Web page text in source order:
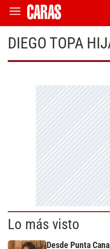
DIEGO TOPA
Lo más visto
Desde Punta